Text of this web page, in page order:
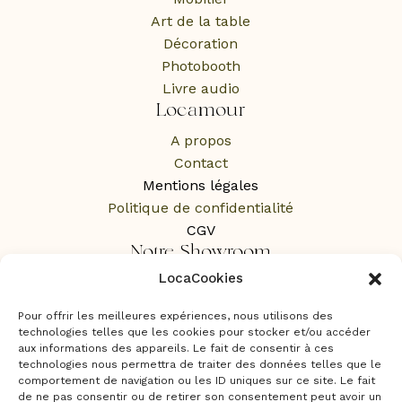
LocaCookies
Pour offrir les meilleures expériences, nous utilisons des
technologies telles que les cookies pour stocker et/ou accéder
aux informations des appareils. Le fait de consentir à ces
technologies nous permettra de traiter des données telles que le
comportement de navigation ou les ID uniques sur ce site. Le fait
de ne pas consentir ou de retirer son consentement peut avoir un
Art de la table
Décoration
Photobooth
Livre audio
Locamour
A propos
Contact
Mentions légales
Politique de confidentialité
CGV
Notre Showroom
1 Rue des Rochers,
Sur RDV uniquement